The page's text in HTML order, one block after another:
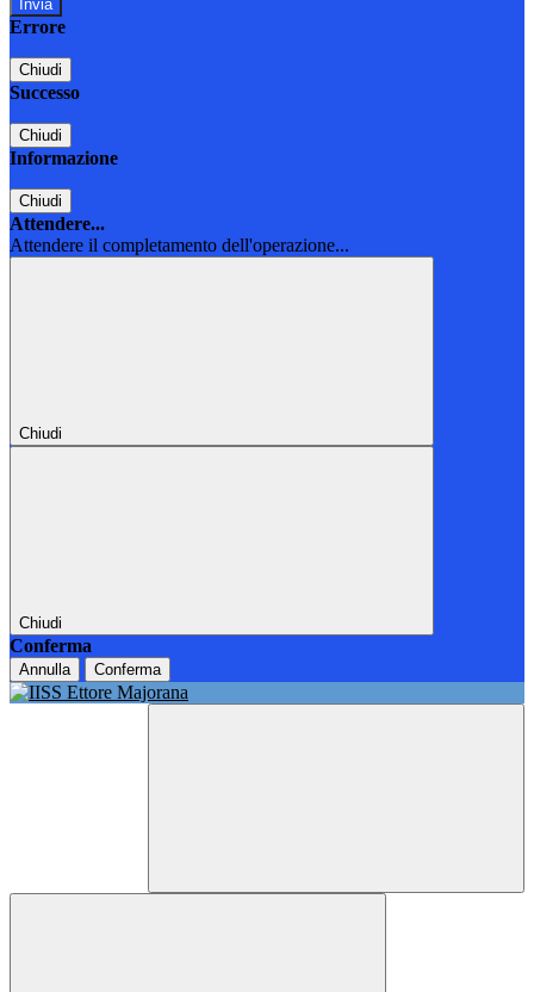
Errore
Chiudi
Successo
Chiudi
Informazione
Chiudi
Attendere...
Attendere il completamento dell'operazione...
Chiudi
Chiudi
Conferma
Annulla Conferma